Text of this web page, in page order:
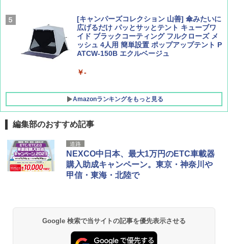
[キャンパーズコレクション 山善] 傘みたいに
広げるだけ パッとサッとテント キューブワ
イド ブラックコーティング フルクローズ メ
ッシュ 4人用 簡単設置 ポップアップテント P
ATCW-150B エクルベージュ
￥-
Amazonランキングをもっと見る
GRANDOOR ステンレス保冷剤 2個セット 2
026リニューアル 急速冷凍 空間倍増 衛生的
コンパクト 保冷力長持ち
￥2,980
BUNDOK(バンドック)ソロ ドーム 1 EX BDK
レーム ドーム型 テント
￥14,800
編集部のおすすめ記事
道路
NEXCO中日本、最大1万円のETC車載器
購入助成キャンペーン。東京・神奈川や
甲信・東海・北陸で
Google 検索で当サイトの記事を優先表示させる